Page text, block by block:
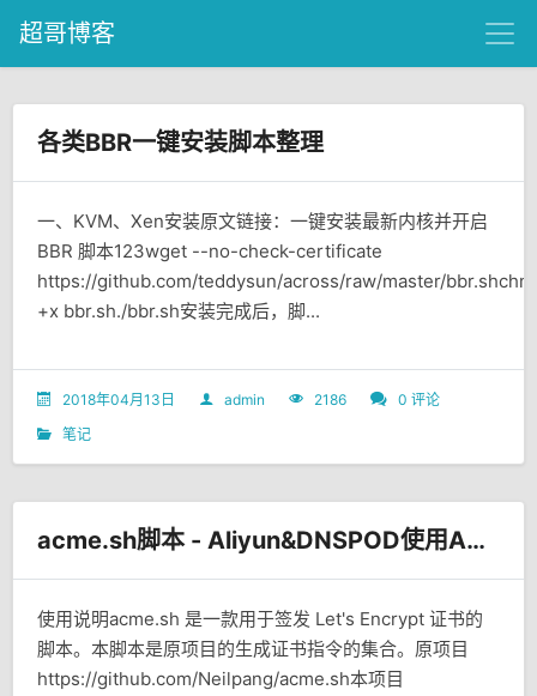
超哥博客
各类BBR一键安装脚本整理
一、KVM、Xen安装原文链接：一键安装最新内核并开启
BBR 脚本123wget --no-check-certificate
https://github.com/teddysun/across/raw/master/
+x bbr.sh./bbr.sh安装完成后，脚...
2018年04月13日 admin 2186
0 评论
笔记
acme.sh脚本 - Aliyun&DNSPOD使用API快速 签发Let's Encrypt泛域名SSL证书
使用说明acme.sh 是一款用于签发 Let's Encrypt 证书的
脚本。本脚本是原项目的生成证书指令的集合。原项目
https://github.com/Neilpang/acme.sh本项目